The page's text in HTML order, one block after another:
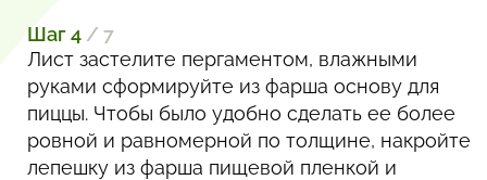
Шаг 4 / 7
Лист застелите пергаментом, влажными
руками сформируйте из фарша основу для
пиццы. Чтобы было удобно сделать ее более
ровной и равномерной по толщине, накройте
лепешку из фарша пищевой пленкой и